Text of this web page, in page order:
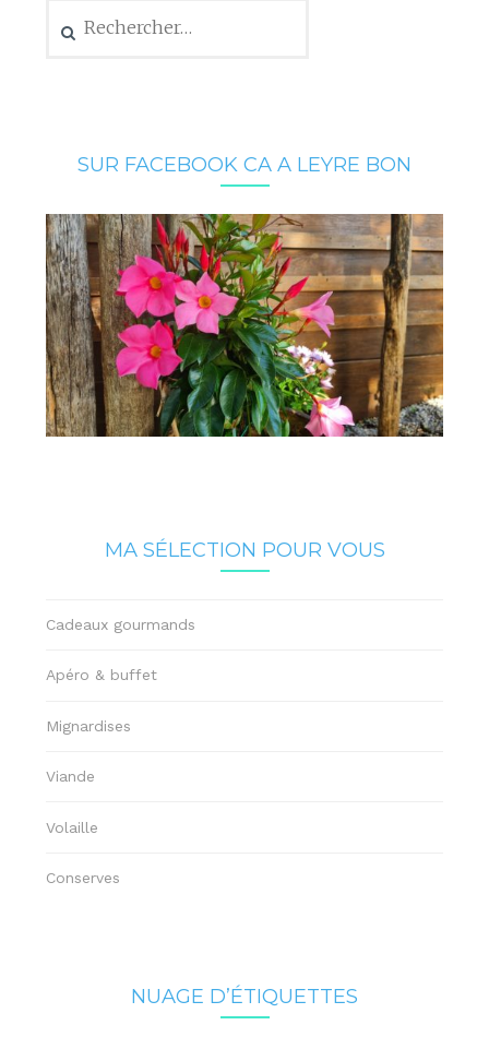
SUR FACEBOOK CA A LEYRE BON
MA SÉLECTION POUR VOUS
Cadeaux gourmands
Apéro & buffet
Mignardises
Viande
Volaille
Conserves
NUAGE D’ÉTIQUETTES